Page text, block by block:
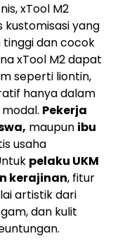
xTool M2
kustomisasi yang
dan cocok
xTool M2 dapat
seperti liontin,
hanya dalam
Pekerja
maupun ibu
usaha
pelaku UKM
kerajinan, fitur
artistik dari
dan kulit